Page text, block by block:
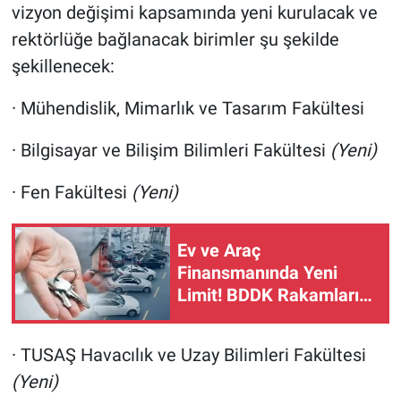
vizyon değişimi kapsamında yeni kurulacak ve
rektörlüğe bağlanacak birimler şu şekilde
şekillenecek:
· Mühendislik, Mimarlık ve Tasarım Fakültesi
· Bilgisayar ve Bilişim Bilimleri Fakültesi (Yeni)
· Fen Fakültesi (Yeni)
Ev ve Araç
Finansmanında Yeni
Limit! BDDK Rakamları
· TUSAŞ Havacılık ve Uzay Bilimleri Fakültesi
(Yeni)